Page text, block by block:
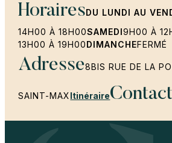
HorairesDU LUNDI AU
14H00 À 18H00SAMEDI9H00 À
13H00 À 19H00DIMANCHEFERMÉ
Adresse8BIS RUE DE LA
SAINT-MAXItinéraireContact